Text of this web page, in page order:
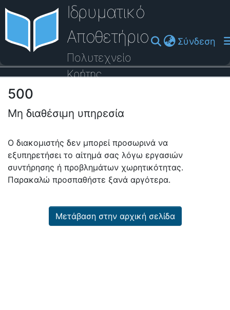
Ιδρυματικό
Αποθετήριο
Πολυτεχνείο
Κρήτης
Σύνδεση
Οδηγός Βοήθειας
500
Μη διαθέσιμη υπηρεσία
Ο διακομιστής δεν μπορεί προσωρινά να
εξυπηρετήσει το αίτημά σας λόγω εργασιών
συντήρησης ή προβλημάτων χωρητικότητας.
Παρακαλώ προσπαθήστε ξανά αργότερα.
Μετάβαση στην αρχική σελίδα